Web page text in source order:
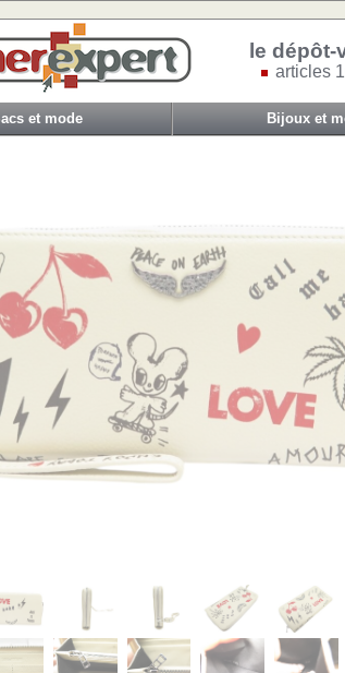
le
articles
et mode Bijoux et